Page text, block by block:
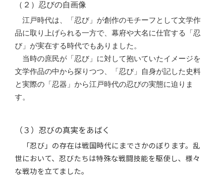
（２）忍びの自画像
江戸時代は、「忍び」が創作のモチーフとして文学作
品に取り上げられる一方で、幕府や大名に仕官する「忍
び」が実在する時代でもありました。
当時の庶民が「忍び」に対して抱いていたイメージを
文学作品の中から探りつつ、「忍び」自身が記した史料
と実際の「忍器」から江戸時代の忍びの実態に迫りま
す。
（３）忍びの真実をあばく
「忍び」の存在は戦国時代にまでさかのぼります。乱
世において、忍びたちは特殊な戦闘技能を駆使し、様々
な戦功を立てました。